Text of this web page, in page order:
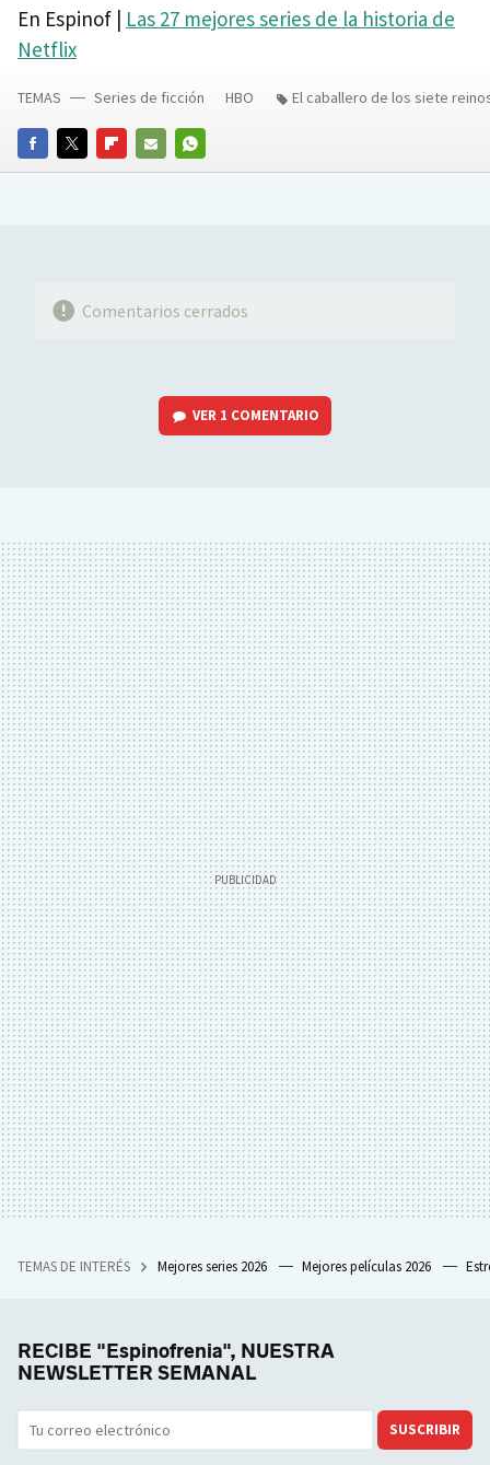
En Espinof | Las 27 mejores series de la historia de
Netflix
FACEBOOKTWITTERFLIPBOARD
E-
WHATSAPP
TEMAS Series de ficción HBO El caballero de los siete
Comentarios cerrados
VER 1 COMENTARIO
TEMAS DE INTERÉS Mejores series 2026 Mejores películas 2026
RECIBE "Espinofrenia", NUESTRA
NEWSLETTER SEMANAL
SUSCRIBIR